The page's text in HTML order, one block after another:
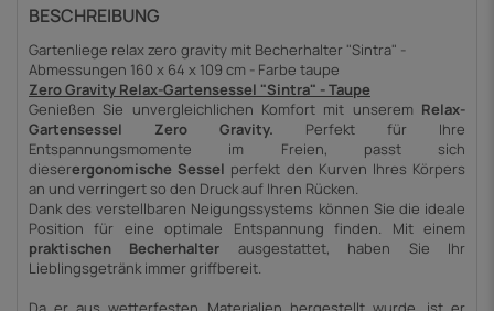
BESCHREIBUNG
Gartenliege relax zero gravity mit Becherhalter "Sintra" -
Abmessungen 160 x 64 x 109 cm - Farbe taupe
Zero Gravity Relax-Gartensessel "Sintra" - Taupe
Genießen Sie unvergleichlichen Komfort mit unserem Relax-
Gartensessel Zero Gravity. Perfekt für Ihre
Entspannungsmomente im Freien, passt sich
dieserergonomische Sessel perfekt den Kurven Ihres Körpers
an und verringert so den Druck auf Ihren Rücken.
Dank des verstellbaren Neigungssystems können Sie die ideale
Position für eine optimale Entspannung finden. Mit einem
praktischen Becherhalter ausgestattet, haben Sie Ihr
Lieblingsgetränk immer griffbereit.